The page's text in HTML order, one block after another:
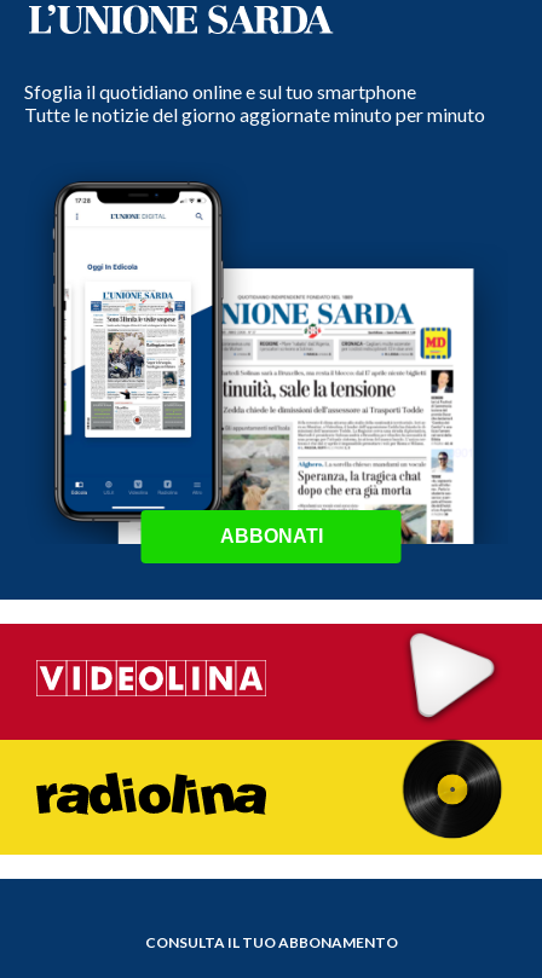
Sfoglia il quotidiano online e sul tuo smartphone
Tutte le notizie del giorno aggiornate minuto per minuto
ABBONATI
CONSULTA IL TUO ABBONAMENTO